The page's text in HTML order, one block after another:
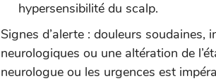
hypersensibilité du scalp.
Signes d’alerte : douleurs soudaines,
neurologiques ou une altération de
neurologue ou les urgences est